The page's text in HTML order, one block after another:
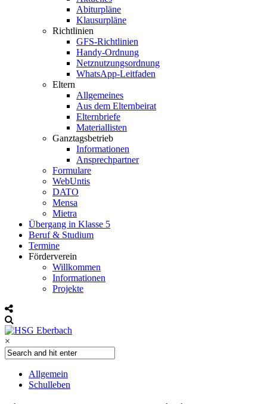
Abiturpläne
Klausurpläne
Richtlinien
GFS-Richtlinien
Handy-Ordnung
Netznutzungsordnung
WhatsApp-Leitfaden
Eltern
Allgemeines
Aus dem Elternbeirat
Elternbriefe
Materiallisten
Ganztagsbetrieb
Informationen
Ansprechpartner
Formulare
WebUntis
DATO
Mensa
Mietra
Übergang in Klasse 5
Beruf & Studium
Termine
Förderverein
Willkommen
Informationen
Projekte
×
Allgemein
Schulleben